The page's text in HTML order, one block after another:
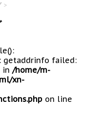
>
getaddrinfo failed:
in /home/m-
xn-
on line